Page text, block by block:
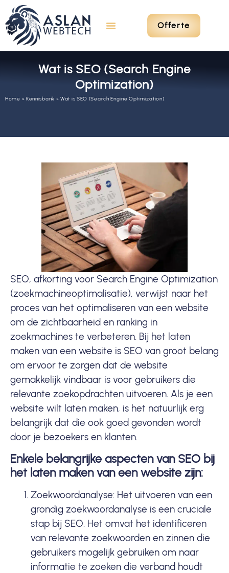
Offerte
Wat is SEO (Search Engine
Optimization)
Home » Kennisbank »Wat is SEO (Search Engine Optimization)
SEO, afkorting voor Search Engine Optimization
(zoekmachineoptimalisatie), verwijst naar het
proces van het optimaliseren van een website
om de zichtbaarheid en ranking in
zoekmachines te verbeteren. Bij het laten
maken van een website is SEO van groot belang
om ervoor te zorgen dat de website
gemakkelijk vindbaar is voor gebruikers die
relevante zoekopdrachten uitvoeren. Als je een
website wilt laten maken, is het natuurlijk erg
belangrijk dat die ook goed gevonden wordt
door je bezoekers en klanten.
Enkele belangrijke aspecten van SEO bij
het laten maken van een website zijn:
Zoekwoordanalyse: Het uitvoeren van een
grondig zoekwoordanalyse is een cruciale
stap bij SEO. Het omvat het identificeren
van relevante zoekwoorden en zinnen die
gebruikers mogelijk gebruiken om naar
informatie te zoeken die verband houdt